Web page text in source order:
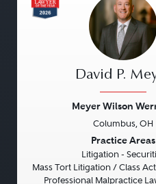
David P.
Meyer Wilson
Columbus, OH
Practice Areas
Litigation -
Mass Tort Litigation / Class
Professional Malpractice